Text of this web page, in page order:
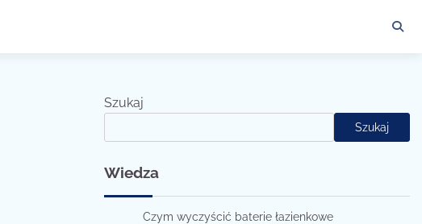
Szukaj
Szukaj
Wiedza
Czym wyczyścić baterie łazienkowe